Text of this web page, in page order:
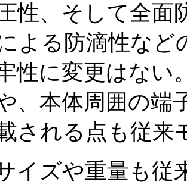
性、そして全面
よる防滴性など
性に変更はない
、本体周囲の
される点も従来
イズや重量も従